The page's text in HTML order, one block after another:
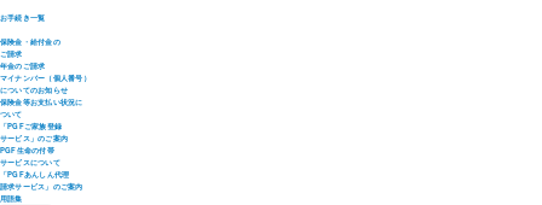
お手続き一覧
保険金・給付金の
ご請求
年金のご請求
マイナンバー（個人番号）
についてのお知らせ
保険金等お支払い状況に
ついて
「PGFご家族登録
サービス」のご案内
PGF生命の付帯
サービスについて
「PGFあんしん代理
請求サービス」のご案内
用語集